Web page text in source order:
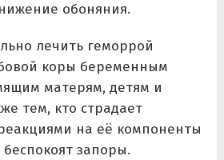
обоняния.
лечить геморрой
коры беременным
матерям, детям и
тем, кто страдает
на её компоненты
запоры.